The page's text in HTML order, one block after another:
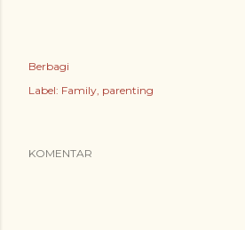
Berbagi
Label: Family parenting
KOMENTAR